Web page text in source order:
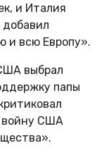
и Италия
и всю Европу».
выбрал
папы
войну США